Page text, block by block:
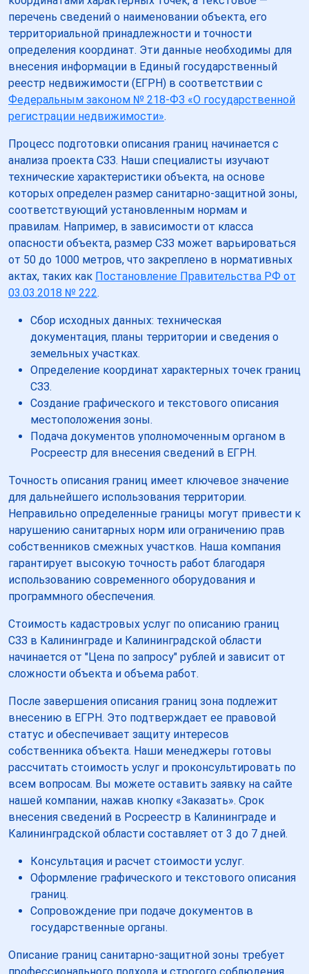
перечень сведений о наименовании объекта, его
территориальной принадлежности и точности
определения координат. Эти данные необходимы для
внесения информации в Единый государственный
реестр недвижимости (ЕГРН) в соответствии с
Федеральным законом № 218-ФЗ «О государственной
регистрации недвижимости».
Процесс подготовки описания границ начинается с
анализа проекта СЗЗ. Наши специалисты изучают
технические характеристики объекта, на основе
которых определен размер санитарно-защитной зоны,
соответствующий установленным нормам и
правилам. Например, в зависимости от класса
опасности объекта, размер СЗЗ может варьироваться
от 50 до 1000 метров, что закреплено в нормативных
актах, таких как Постановление Правительства РФ от
03.03.2018 № 222.
Сбор исходных данных: техническая
документация, планы территории и сведения о
земельных участках.
Определение координат характерных точек границ
СЗЗ.
Создание графического и текстового описания
местоположения зоны.
Подача документов уполномоченным органом в
Росреестр для внесения сведений в ЕГРН.
Точность описания границ имеет ключевое значение
для дальнейшего использования территории.
Неправильно определенные границы могут привести к
нарушению санитарных норм или ограничению прав
собственников смежных участков. Наша компания
гарантирует высокую точность работ благодаря
использованию современного оборудования и
программного обеспечения.
Стоимость кадастровых услуг по описанию границ
СЗЗ в Калининграде и Калининградской области
начинается от "Цена по запросу" рублей и зависит от
сложности объекта и объема работ.
После завершения описания границ зона подлежит
внесению в ЕГРН. Это подтверждает ее правовой
статус и обеспечивает защиту интересов
собственника объекта. Наши менеджеры готовы
рассчитать стоимость услуг и проконсультировать по
всем вопросам. Вы можете оставить заявку на сайте
нашей компании, нажав кнопку «Заказать». Срок
внесения сведений в Росреестр в Калининграде и
Калининградской области составляет от 3 до 7 дней.
Консультация и расчет стоимости услуг.
Оформление графического и текстового описания
границ.
Сопровождение при подаче документов в
государственные органы.
Описание границ санитарно-защитной зоны требует
профессионального подхода и строгого соблюдения